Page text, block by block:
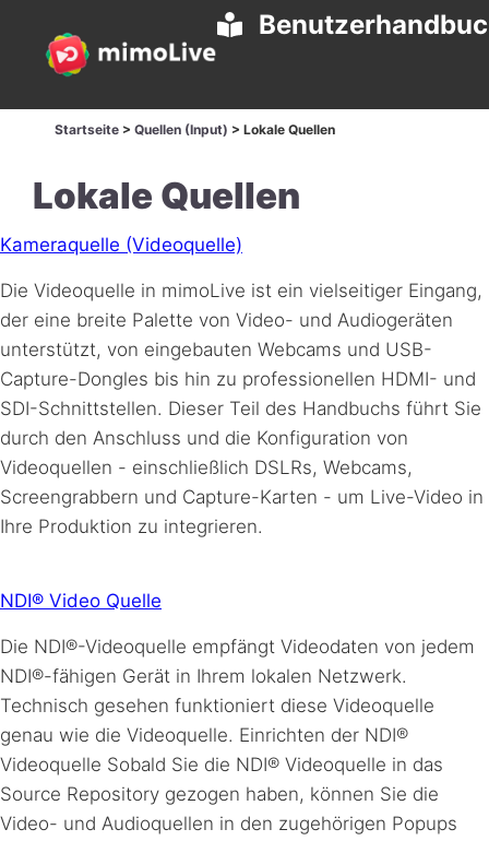
Startseite > Quellen (Input) > Lokale Quellen
Lokale Quellen
Kameraquelle (Videoquelle)
Die Videoquelle in mimoLive ist ein vielseitiger Eingang,
der eine breite Palette von Video- und Audiogeräten
unterstützt, von eingebauten Webcams und USB-
Capture-Dongles bis hin zu professionellen HDMI- und
SDI-Schnittstellen. Dieser Teil des Handbuchs führt Sie
durch den Anschluss und die Konfiguration von
Videoquellen - einschließlich DSLRs, Webcams,
Screengrabbern und Capture-Karten - um Live-Video in
Ihre Produktion zu integrieren.
NDI® Video Quelle
Die NDI®-Videoquelle empfängt Videodaten von jedem
NDI®-fähigen Gerät in Ihrem lokalen Netzwerk.
Technisch gesehen funktioniert diese Videoquelle
genau wie die Videoquelle. Einrichten der NDI®
Videoquelle Sobald Sie die NDI® Videoquelle in das
Source Repository gezogen haben, können Sie die
Video- und Audioquellen in den zugehörigen Popups